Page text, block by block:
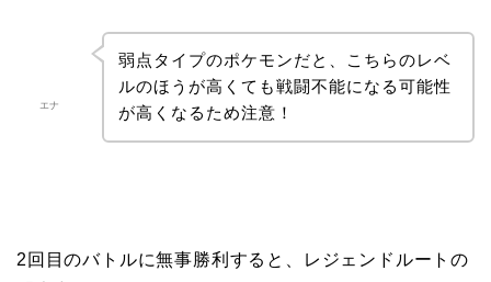
エナ
弱点タイプのポケモンだと、こちらのレベ
ルのほうが高くても戦闘不能になる可能性
が高くなるため注意！
2回目のバトルに無事勝利すると、レジェンドルートの